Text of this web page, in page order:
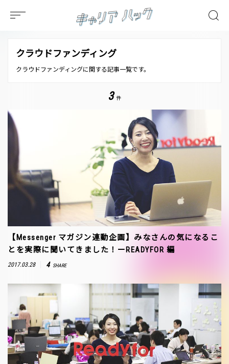
クラウドファンディング
クラウドファンディングに関する記事一覧です。
3 件
【Messenger マガジン連動企画】みなさんの気になるこ
とを実際に聞いてきました！ーREADYFOR 編
2017.03.28 4 SHARE